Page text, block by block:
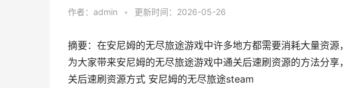
作者： admin • 更新时间：2026-05-26
摘要：在安尼姆的无尽旅途游戏中许多地方都需要消耗大量资源
为大家带来安尼姆的无尽旅途游戏中通关后速刷资源的方法分享
关后速刷资源方式 安尼姆的无尽旅途steam